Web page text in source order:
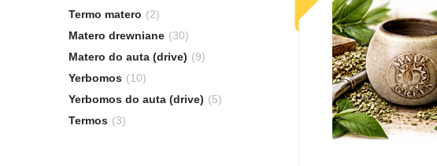
Termo matero (2)
Matero drewniane (30)
Matero do auta (drive) (9)
Yerbomos (10)
Yerbomos do auta (drive) (5)
Termos (3)